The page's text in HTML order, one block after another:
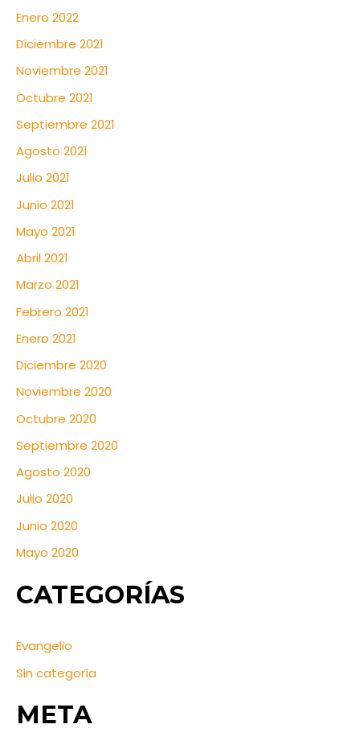
Enero 2022
Diciembre 2021
Noviembre 2021
Octubre 2021
Septiembre 2021
Agosto 2021
Julio 2021
Junio 2021
Mayo 2021
Abril 2021
Marzo 2021
Febrero 2021
Enero 2021
Diciembre 2020
Noviembre 2020
Octubre 2020
Septiembre 2020
Agosto 2020
Julio 2020
Junio 2020
Mayo 2020
CATEGORÍAS
Evangelio
Sin categoría
META